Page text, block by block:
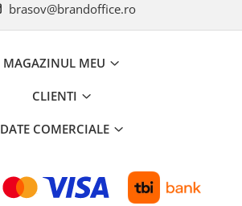
brasov@brandoffice.ro
MAGAZINUL MEU
CLIENTI
DATE COMERCIALE